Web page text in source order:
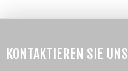
KONTAKTIEREN SIE UNS